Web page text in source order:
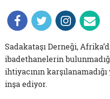
Sadakataşı Derneği,
ibadethanelerin
ihtiyacının
inşa ediyor.